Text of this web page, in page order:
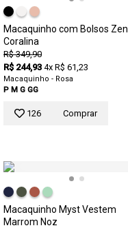
Macaquinho com Bolsos Zen
Coralina
R$ 349,90
R$ 244,93 4x R$ 61,23
Macaquinho - Rosa
P M G GG
126 Comprar
Macaquinho Myst Vestem
Marrom Noz